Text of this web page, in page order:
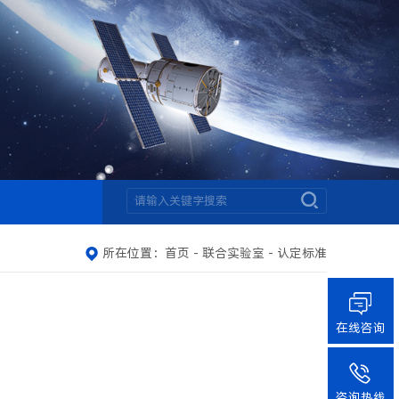
所在位置：首页 -联合实验室 - 认定标准
在线咨询